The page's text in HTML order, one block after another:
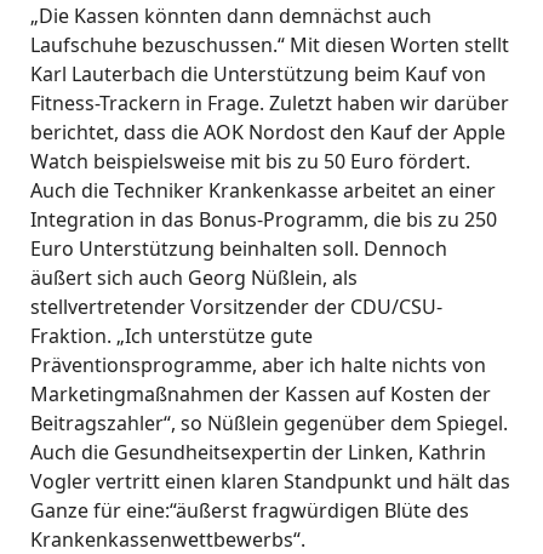
„Die Kassen könnten dann demnächst auch
Laufschuhe bezuschussen.“ Mit diesen Worten stellt
Karl Lauterbach die Unterstützung beim Kauf von
Fitness-Trackern in Frage. Zuletzt haben wir darüber
berichtet, dass die AOK Nordost den Kauf der Apple
Watch beispielsweise mit bis zu 50 Euro fördert.
Auch die Techniker Krankenkasse arbeitet an einer
Integration in das Bonus-Programm, die bis zu 250
Euro Unterstützung beinhalten soll. Dennoch
äußert sich auch Georg Nüßlein, als
stellvertretender Vorsitzender der CDU/CSU-
Fraktion. „Ich unterstütze gute
Präventionsprogramme, aber ich halte nichts von
Marketingmaßnahmen der Kassen auf Kosten der
Beitragszahler“, so Nüßlein gegenüber dem Spiegel.
Auch die Gesundheitsexpertin der Linken, Kathrin
Vogler vertritt einen klaren Standpunkt und hält das
Ganze für eine:“äußerst fragwürdigen Blüte des
Krankenkassenwettbewerbs“.